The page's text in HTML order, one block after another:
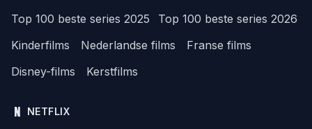
Top 100 beste series 2025
Top 100 beste series 2026
Kinderfilms
Nederlandse films
Franse films
Disney-films
Kerstfilms
NETFLIX